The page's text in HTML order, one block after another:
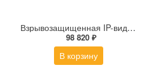
Взрывозащищенная IP-видеокамера Релион Релион-Exd-Н-100-ИК-IP5Мп2.8mm-PoE-МК-TR
98 820 ₽
В корзину